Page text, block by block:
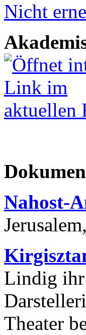
Nicht
Nahost-
Lindig ihr
Theater